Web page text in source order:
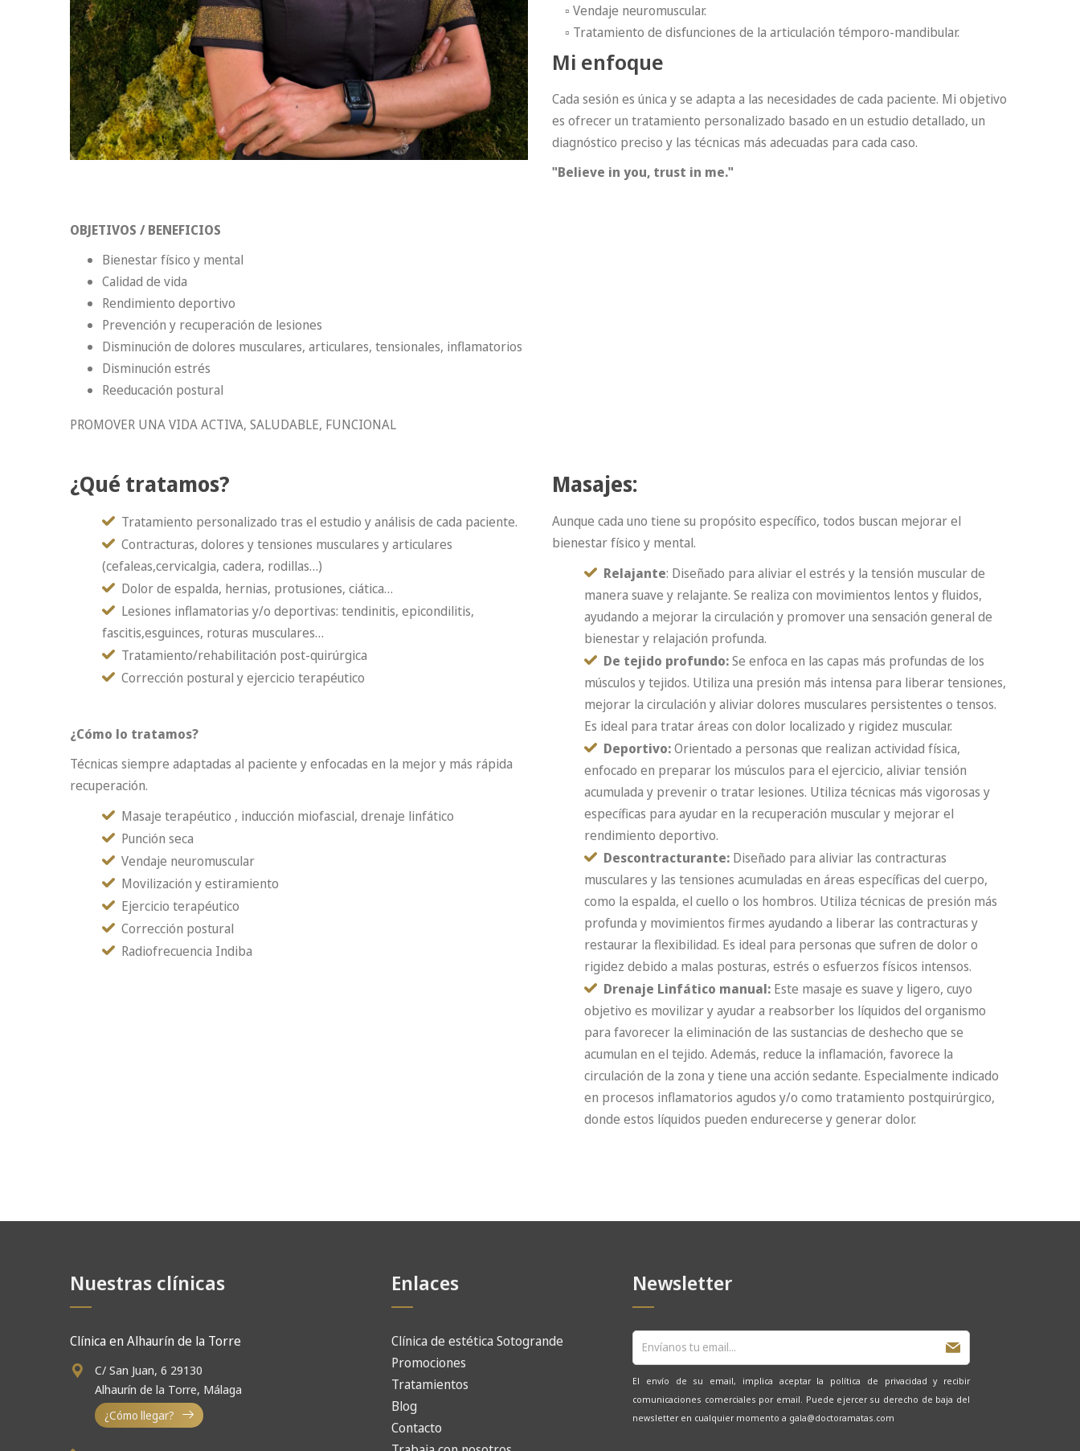
▫ Vendaje neuromuscular.
▫ Tratamiento de disfunciones de la articulación témporo-mandibular.
Mi enfoque
Cada sesión es única y se adapta a las necesidades de cada paciente. Mi objetivo
es ofrecer un tratamiento personalizado basado en un estudio detallado, un
diagnóstico preciso y las técnicas más adecuadas para cada caso.
"Believe in you, trust in me."
OBJETIVOS / BENEFICIOS
Bienestar físico y mental
Calidad de vida
Rendimiento deportivo
Prevención y recuperación de lesiones
Disminución de dolores musculares, articulares, tensionales, inflamatorios
Disminución estrés
Reeducación postural
PROMOVER UNA VIDA ACTIVA, SALUDABLE, FUNCIONAL
¿Qué tratamos?
Tratamiento personalizado tras el estudio y análisis de cada paciente.
Contracturas, dolores y tensiones musculares y articulares
(cefaleas,cervicalgia, cadera, rodillas…)
Dolor de espalda, hernias, protusiones, ciática…
Lesiones inflamatorias y/o deportivas: tendinitis, epicondilitis,
fascitis,esguinces, roturas musculares…
Tratamiento/rehabilitación post-quirúrgica
Corrección postural y ejercicio terapéutico
¿Cómo lo tratamos?
Técnicas siempre adaptadas al paciente y enfocadas en la mejor y más rápida
recuperación.
Masaje terapéutico , inducción miofascial, drenaje linfático
Punción seca
Vendaje neuromuscular
Movilización y estiramiento
Ejercicio terapéutico
Corrección postural
Radiofrecuencia Indiba
Masajes:
Aunque cada uno tiene su propósito específico, todos buscan mejorar el
bienestar físico y mental.
Relajante: Diseñado para aliviar el estrés y la tensión muscular de
manera suave y relajante. Se realiza con movimientos lentos y fluidos,
ayudando a mejorar la circulación y promover una sensación general de
bienestar y relajación profunda.
De tejido profundo:Se enfoca en las capas más profundas de los
músculos y tejidos. Utiliza una presión más intensa para liberar tensiones,
mejorar la circulación y aliviar dolores musculares persistentes o tensos.
Es ideal para tratar áreas con dolor localizado y rigidez muscular.
Deportivo:​​​​​​ Orientado a personas que realizan actividad física,
enfocado en preparar los músculos para el ejercicio, aliviar tensión
acumulada y prevenir o tratar lesiones. Utiliza técnicas más vigorosas y
específicas para ayudar en la recuperación muscular y mejorar el
rendimiento deportivo.
Descontracturante: Diseñado para aliviar las contracturas
musculares y las tensiones acumuladas en áreas específicas del cuerpo,
como la espalda, el cuello o los hombros. Utiliza técnicas de presión más
profunda y movimientos firmes ayudando a liberar las contracturas y
restaurar la flexibilidad. Es ideal para personas que sufren de dolor o
rigidez debido a malas posturas, estrés o esfuerzos físicos intensos.
Drenaje Linfático manual: Este masaje es suave y ligero, cuyo
objetivo es movilizar y ayudar a reabsorber los líquidos del organismo
para favorecer la eliminación de las sustancias de deshecho que se
acumulan en el tejido. Además, reduce la inflamación, favorece la
circulación de la zona y tiene una acción sedante. Especialmente indicado
en procesos inflamatorios agudos y/o como tratamiento postquirúrgico,
donde estos líquidos pueden endurecerse y generar dolor.
Nuestras clínicas
Clínica en Alhaurín de la Torre
C/ San Juan, 6 29130
Alhaurín de la Torre, Málaga
¿Cómo llegar?
Enlaces
Clínica de estética Sotogrande
Promociones
Tratamientos
Blog
Contacto
Newsletter
El envío de su email, implica aceptar la política de privacidad y recibir
comunicaciones comerciales por email. Puede ejercer su derecho de baja del
newsletter en cualquier momento a gala@doctoramatas.com